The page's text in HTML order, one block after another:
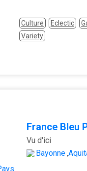
Culture Eclectic
Variety
France Bleu
Vu d'ici
Bayonne,